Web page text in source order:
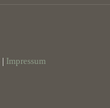
| Impressum